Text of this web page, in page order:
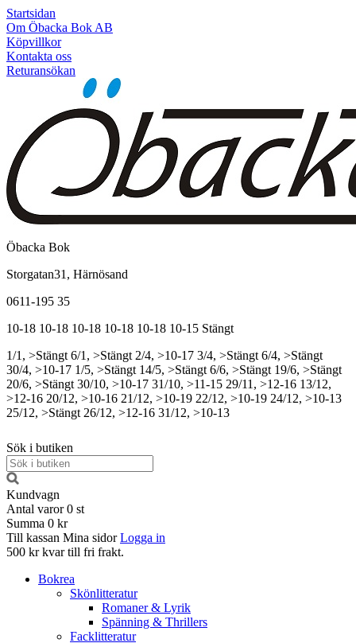
Startsidan
Om Öbacka Bok AB
Köpvillkor
Kontakta oss
Returansökan
Öbacka Bok
Storgatan31, Härnösand
0611-195 35
10-18 10-18 10-18 10-18 10-18 10-15 Stängt
1/1, >Stängt 6/1, >Stängt 2/4, >10-17 3/4, >Stängt 6/4, >Stängt
30/4, >10-17 1/5, >Stängt 14/5, >Stängt 6/6, >Stängt 19/6, >Stängt
20/6, >Stängt 30/10, >10-17 31/10, >11-15 29/11, >12-16 13/12,
>12-16 20/12, >10-16 21/12, >10-19 22/12, >10-19 24/12, >10-13
25/12, >Stängt 26/12, >12-16 31/12, >10-13
Sök i butiken
Kundvagn
Antal varor 0 st
Summa 0 kr
Till kassan Mina sidor Logga in
500 kr kvar till fri frakt.
Bokrea
Skönlitteratur
Romaner & Lyrik
Spänning & Thrillers
Facklitteratur